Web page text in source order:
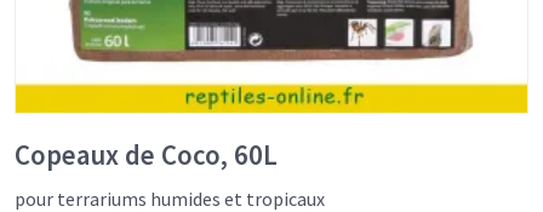
Copeaux de Coco, 60L
pour terrariums humides et tropicaux